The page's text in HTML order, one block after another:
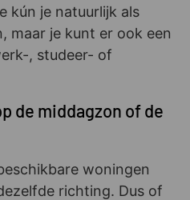
kún je natuurlijk als
maar je kunt er ook een
, studeer- of
de middagzon of de
woningen
richting. Dus of